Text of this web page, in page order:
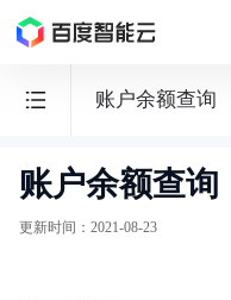
账户余额查询
财
务
账户余额查询
更新时间 ： 2021-08-23